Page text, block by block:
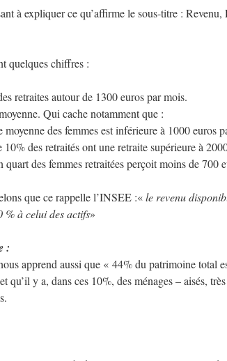
à expliquer ce qu’affirme le sous-titre : Revenu,
quelques chiffres :
retraites autour de 1300 euros par mois.
Qui cache notamment que :
moyenne des femmes est inférieure à 1000 euros
10% des retraités ont une retraite supérieure à
quart des femmes retraitées perçoit moins de 700
que ce rappelle l’INSEE :«le revenu
% à celui des actifs»
:
apprend aussi que « 44% du patrimoine total
qu’il y a, dans ces 10%, des ménages – aisés,